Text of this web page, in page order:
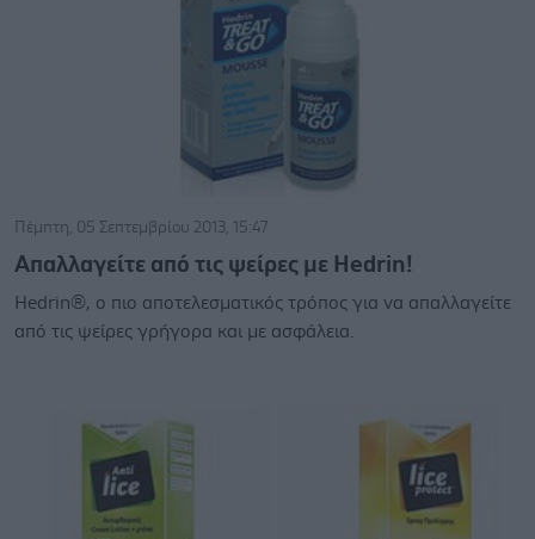
Πέμπτη, 05 Σεπτεμβρίου 2013, 15:47
Απαλλαγείτε από τις ψείρες με Hedrin!
Hedrin®, ο πιο αποτελεσματικός τρόπος για να απαλλαγείτε
από τις ψείρες γρήγορα και με ασφάλεια.